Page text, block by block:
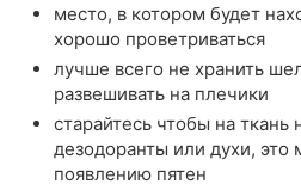
место, в котором будет
хорошо проветриваться
лучше всего не хранить
развешивать на плечики
старайтесь чтобы на ткань
дезодоранты или духи, это
появлению пятен